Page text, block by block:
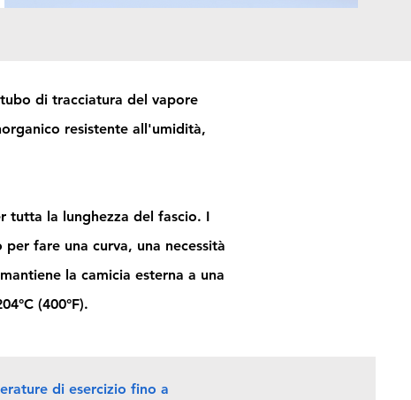
di tracciatura del vapore
resistente all'umidità,
tutta la lunghezza del fascio. I
fare una curva, una necessità
la camicia esterna a una
(400°F).
di esercizio fino a